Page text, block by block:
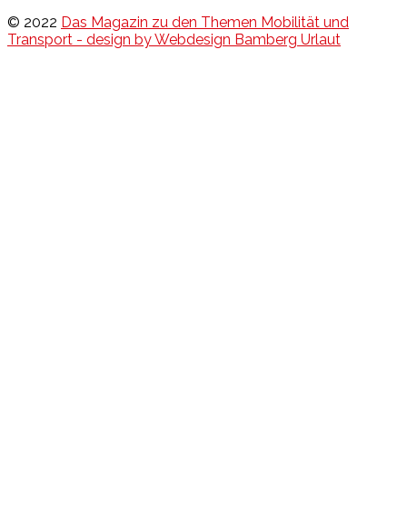
© 2022 Das Magazin zu den Themen Mobilität und
Transport - design by Webdesign Bamberg Urlaut